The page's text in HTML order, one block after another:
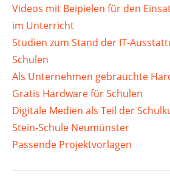
Videos mit Beipielen für den
im Unterricht
Studien zum Stand der IT-
Schulen
Als Unternehmen gebrauchte
Gratis Hardware für Schulen
Digitale Medien als Teil der
Stein-Schule Neumünster
Passende Projektvorlagen